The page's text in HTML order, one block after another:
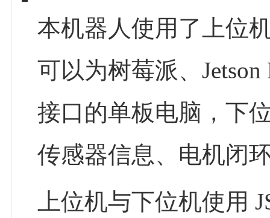
本机器人使用了上位
可以为树莓派、
接口的单板电脑，下
传感器信息、电机闭
上位机与下位机使用